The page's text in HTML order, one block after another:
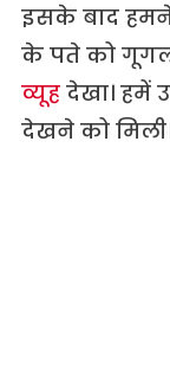
इसके बाद हमने
के पते को गूगल
व्यूहदेखा। हमें
देखने को